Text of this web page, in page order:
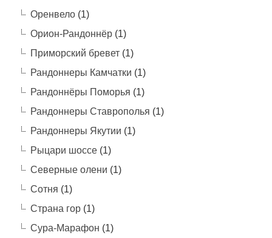
Оренвело(1)
Орион-Рандоннёр(1)
Приморский бревет(1)
Рандоннеры Камчатки (1)
Рандоннёры Поморья (1)
Рандоннеры Ставрополья (1)
Рандоннеры Якутии (1)
Рыцари шоссе(1)
Северные олени (1)
Сотня (1)
Страна гор(1)
Сура-Марафон (1)